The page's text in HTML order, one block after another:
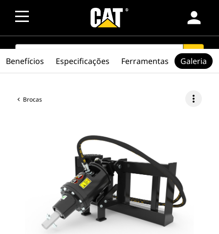
person
SEARCH search
Brocas more_vert
Benefícios Especificações Ferramentas Galeria